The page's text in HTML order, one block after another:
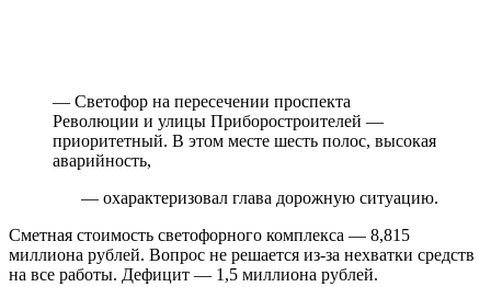
— Светофор на пересечении проспекта
Революции и улицы Приборостроителей —
приоритетный. В этом месте шесть полос, высокая
аварийность,
— охарактеризовал глава дорожную ситуацию.
Сметная стоимость светофорного комплекса — 8,815
миллиона рублей. Вопрос не решается из-за нехватки средств
на все работы. Дефицит — 1,5 миллиона рублей.